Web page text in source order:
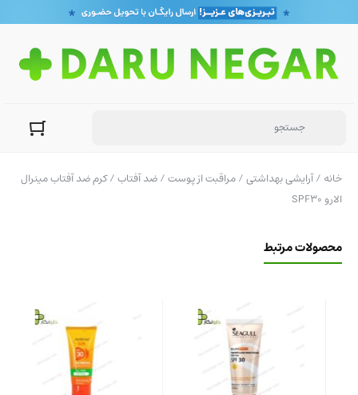
خانه /آرایشی بهداشتی/مراقبت از پوست/ضد آفتاب/ کرم ضد آفتاب مینرال
الارو SPF30
محصولات مرتبط